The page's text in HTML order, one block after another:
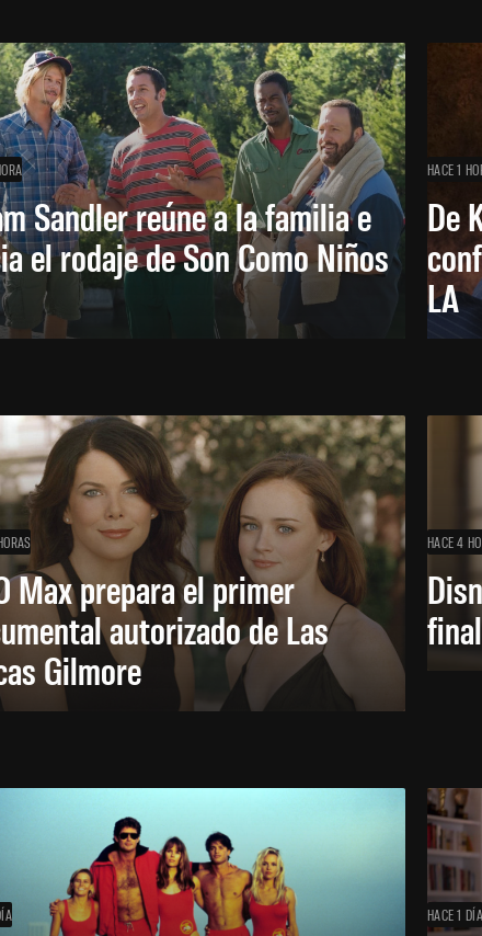
Sandler reúne a la familia e
el rodaje de Son Como Niños
HACE 1
De
LA
Max prepara el primer
autorizado de Las
Gilmore
HACE 4
HACE 1 DÍA